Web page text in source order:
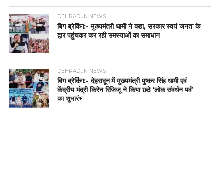
DEHRADUN NEWS
बिग ब्रेकिंग:- मुख्यमंत्री धामी ने कहा, सरकार स्वयं जनता के
द्वार पहुंचकर कर रही समस्याओं का समाधान
DEHRADUN NEWS
बिग ब्रेकिंग:- देहरादून में मुख्यमंत्री पुष्कर सिंह धामी एवं
केंद्रीय मंत्री किरेन रिजिजू ने किया छठे ‘लोक संवर्धन पर्व’
का शुभारंभ